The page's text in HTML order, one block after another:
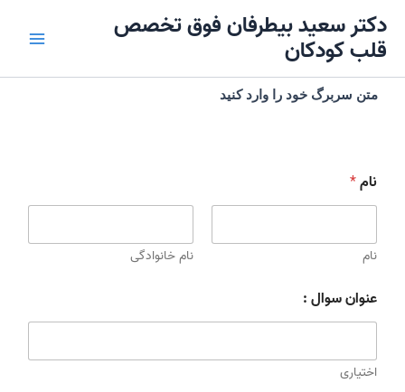
محتوا
دکتر سعید بیطرفان فوق تخصص
قلب کودکان
متن سربرگ خود را وارد کنید
نام*
نام نام خانوادگی
عنوان سوال :
اختیاری